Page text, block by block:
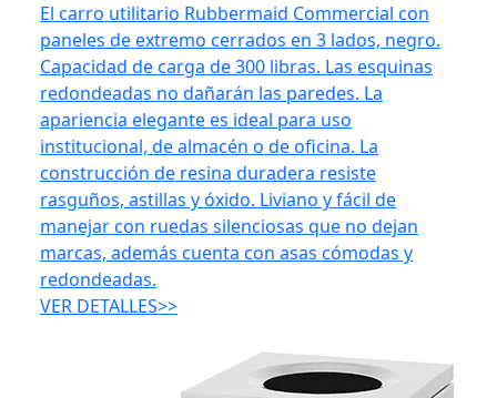
El carro utilitario Rubbermaid Commercial con
paneles de extremo cerrados en 3 lados, negro.
Capacidad de carga de 300 libras. Las esquinas
redondeadas no dañarán las paredes. La
apariencia elegante es ideal para uso
institucional, de almacén o de oficina. La
construcción de resina duradera resiste
rasguños, astillas y óxido. Liviano y fácil de
manejar con ruedas silenciosas que no dejan
marcas, además cuenta con asas cómodas y
redondeadas.
VER DETALLES>>